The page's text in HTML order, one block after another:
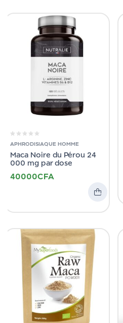
APHRODISIAQUE HOMME
Maca Noire du Pérou 24
000 mg par dose
40000CFA